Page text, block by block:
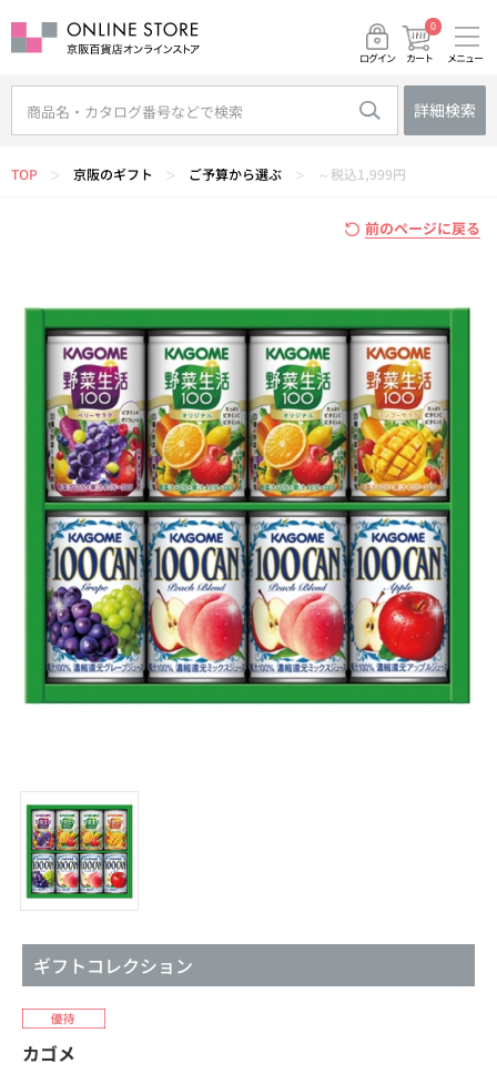
ログイン カート
0
メニュー
詳細検索
TOP ＞ 京阪のギフト ＞ ご予算から選ぶ ＞ ～税込1,999円
前のページに戻る
ギフトコレクション
カゴメ